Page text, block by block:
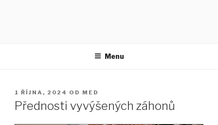
Menu
PUBLIKOVÁNO
1 ŘÍJNA, 2024 OD MED
Přednosti vyvýšených záhonů